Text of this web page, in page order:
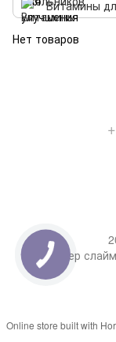
Витамины
Нет товаров
Супер
Online store built with